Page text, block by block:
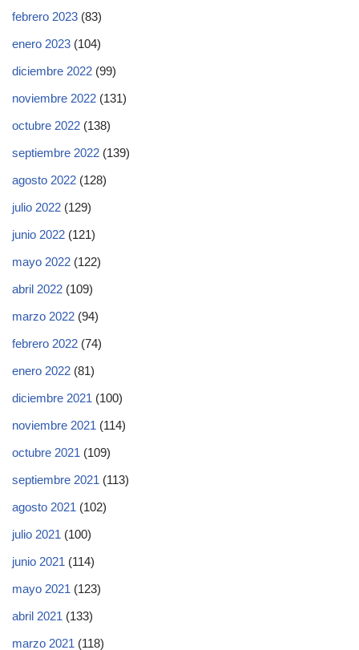
febrero 2023 (83)
enero 2023 (104)
diciembre 2022 (99)
noviembre 2022 (131)
octubre 2022 (138)
septiembre 2022 (139)
agosto 2022 (128)
julio 2022 (129)
junio 2022 (121)
mayo 2022 (122)
abril 2022 (109)
marzo 2022 (94)
febrero 2022 (74)
enero 2022 (81)
diciembre 2021 (100)
noviembre 2021 (114)
octubre 2021 (109)
septiembre 2021 (113)
agosto 2021 (102)
julio 2021 (100)
junio 2021 (114)
mayo 2021 (123)
abril 2021 (133)
marzo 2021 (118)